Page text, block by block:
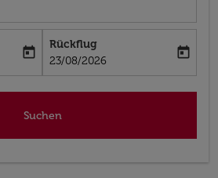
date-aria-label
today
Rückflug
fc-booking-return-date-aria-label
23/08/2026
today
Suchen